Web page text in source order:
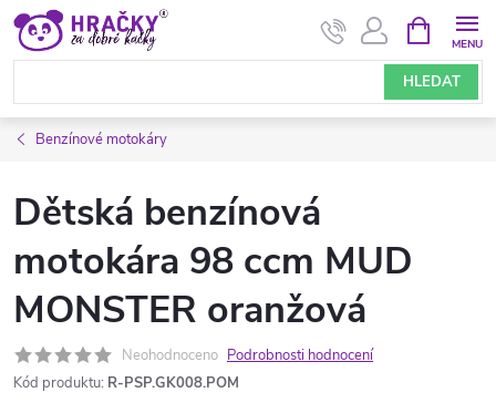
Přejít
obsah
HLEDAT
NÁKUPNÍ
KOŠÍK
Benzínové motokáry
Dětská benzínová
motokára 98 ccm MUD
MONSTER oranžová
Neohodnoceno Podrobnosti hodnocení
Kód produktu: R-PSP.GK008.POM